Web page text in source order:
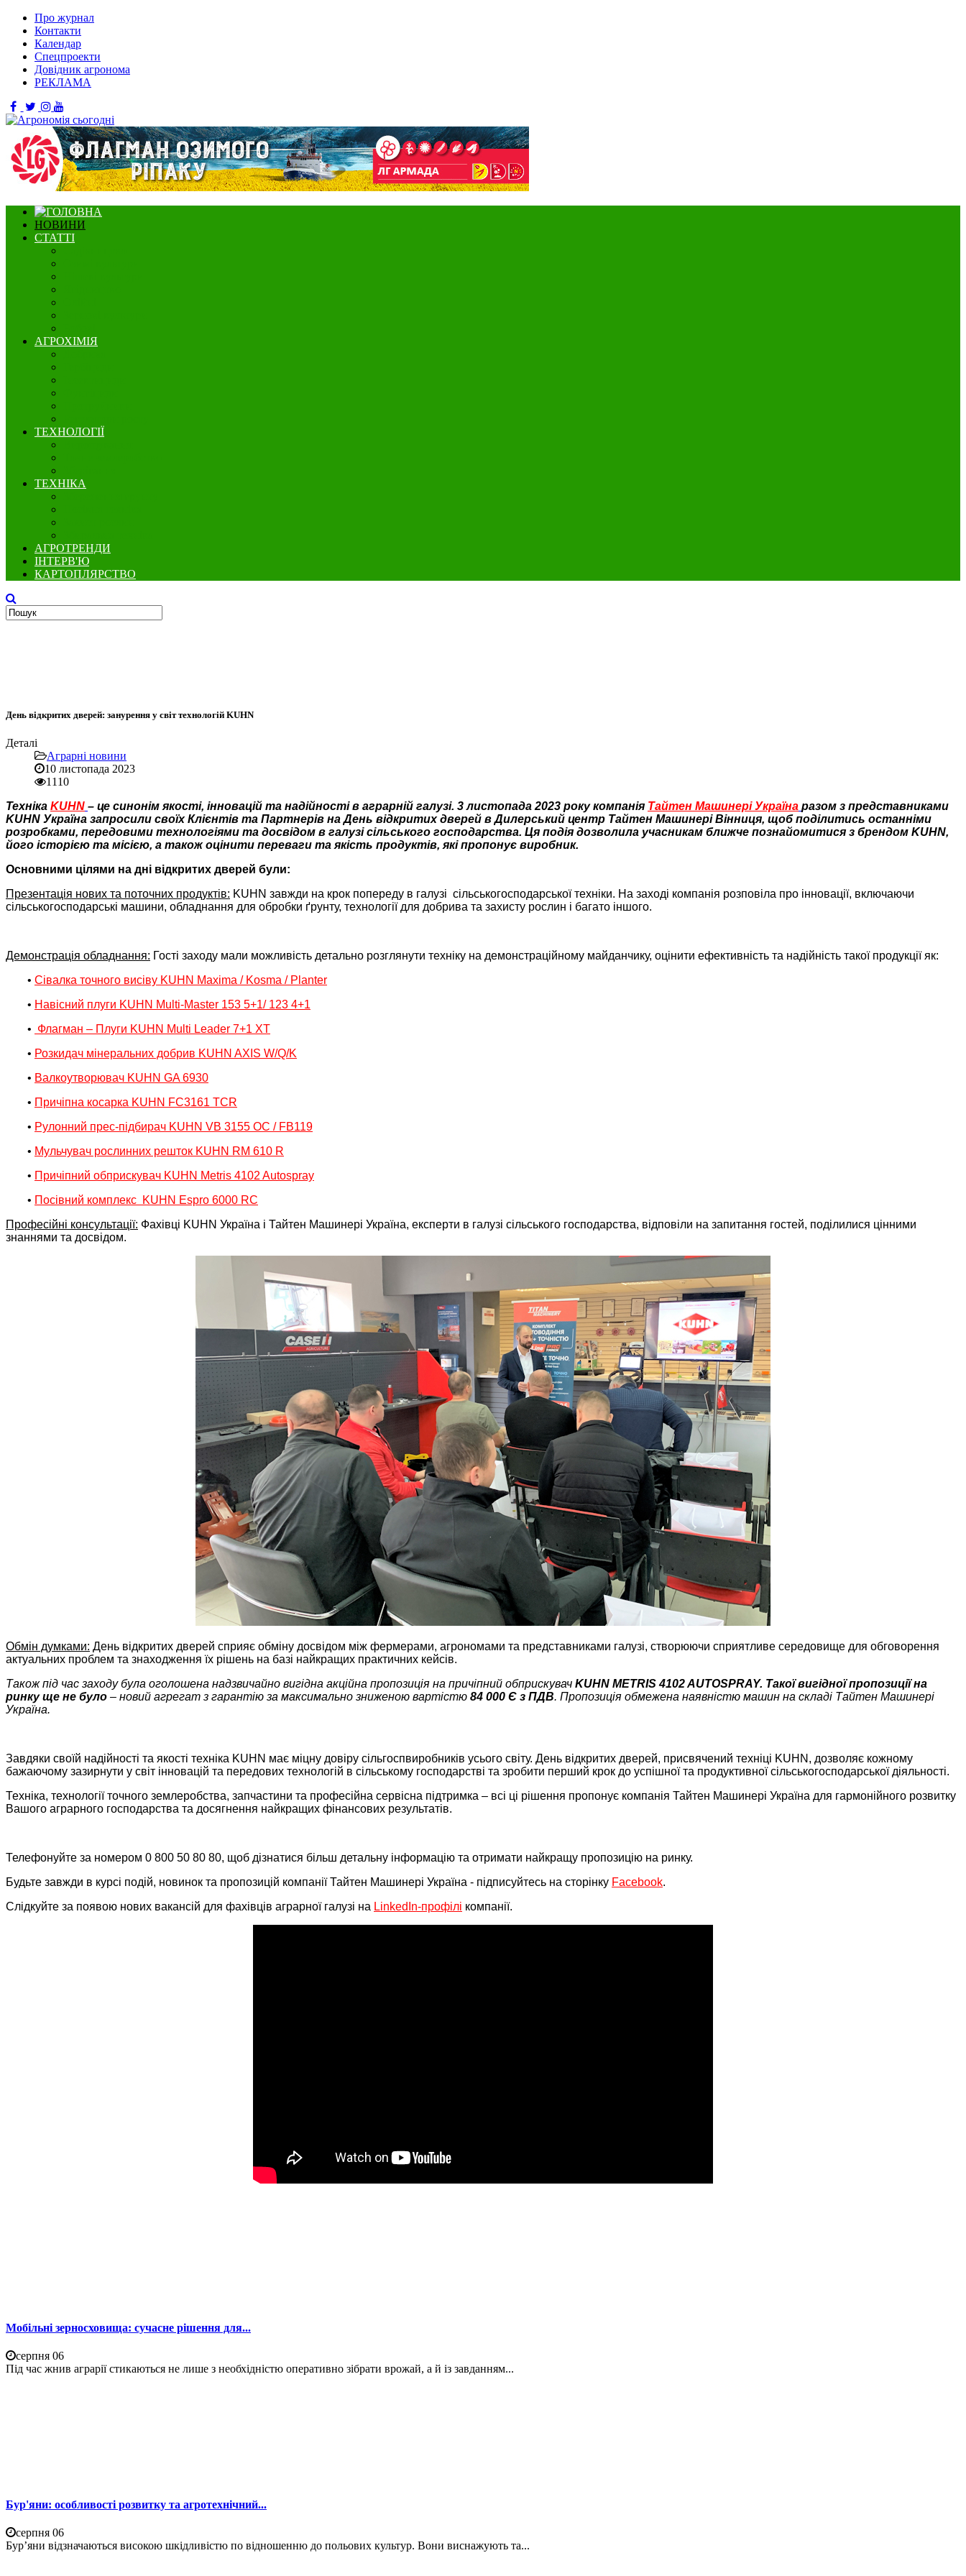
Про журнал
Контакти
Календар
Спецпроекти
Довідник агронома
РЕКЛАМА
НОВИНИ
СТАТТІ
АГРОХІМІЯ
ТЕХНОЛОГІЇ
ТЕХНІКА
АГРОТРЕНДИ
ІНТЕРВ'Ю
КАРТОПЛЯРСТВО
День відкритих дверей: занурення у світ технологій KUHN
Деталі
Аграрні новини
10 листопада 2023
1110
Техніка KUHN – це синонім якості, інновацій та надійності в аграрній галузі. 3 листопада 2023 року компанія Тайтен Машинері Україна разом з представниками
KUHN Україна запросили своїх Клієнтів та Партнерів на День відкритих дверей в Дилерський центр Тайтен Машинері Вінниця, щоб поділитись останніми
розробками, передовими технологіями та досвідом в галузі сільського господарства. Ця подія дозволила учасникам ближче познайомитися з брендом KUHN,
його історією та місією, а також оцінити переваги та якість продуктів, які пропонує виробник.
Основними цілями на дні відкритих дверей були:
Презентація нових та поточних продуктів: KUHN завжди на крок попереду в галузі сільськогосподарської техніки. На заході компанія розповіла про інновації, включаючи
сільськогосподарські машини, обладнання для обробки ґрунту, технології для добрива та захисту рослин і багато іншого.
Демонстрація обладнання: Гості заходу мали можливість детально розглянути техніку на демонстраційному майданчику, оцінити ефективність та надійність такої продукції як:
• Cівалка точного висіву KUHN Maxima / Kosma / Planter
• Навісний плуги KUHN Multi-Master 153 5+1/ 123 4+1
• Флагман – Плуги KUHN Multi Leader 7+1 XT
• Розкидач мінеральних добрив KUHN AXIS W/Q/K
• Валкоутворювач KUHN GA 6930
• Причіпна косарка KUHN FC3161 TCR
• Рулонний прес-підбирач KUHN VB 3155 OC / FB119
• Мульчувач рослинних решток KUHN RM 610 R
• Причіпний обприскувач KUHN Metris 4102 Autospray
• Посівний комплекс KUHN Espro 6000 RC
Професійні консультації: Фахівці KUHN Україна і Тайтен Машинері Україна, експерти в галузі сільського господарства, відповіли на запитання гостей, поділилися цінними
знаннями та досвідом.
Обмін думками: День відкритих дверей сприяє обміну досвідом між фермерами, агрономами та представниками галузі, створюючи сприятливе середовище для обговорення
актуальних проблем та знаходження їх рішень на базі найкращих практичних кейсів.
Також під час заходу була оголошена надзвичайно вигідна акційна пропозиція на причіпний обприскувач KUHN METRIS 4102 AUTOSPRAY. Такої вигідної пропозиції на
ринку ще не було – новий агрегат з гарантію за максимально зниженою вартістю 84 000 Є з ПДВ. Пропозиція обмежена наявністю машин на складі Тайтен Машинері
Україна.
Завдяки своїй надійності та якості техніка KUHN має міцну довіру сільгоспвиробників усього світу. День відкритих дверей, присвячений техніці KUHN, дозволяє кожному
бажаючому зазирнути у світ інновацій та передових технологій в сільському господарстві та зробити перший крок до успішної та продуктивної сільськогосподарської діяльності.
Техніка, технології точного землеробства, запчастини та професійна сервісна підтримка – всі ці рішення пропонує компанія Тайтен Машинері Україна для гармонійного розвитку
Вашого аграрного господарства та досягнення найкращих фінансових результатів.
Телефонуйте за номером 0 800 50 80 80, щоб дізнатися більш детальну інформацію та отримати найкращу пропозицію на ринку.
Будьте завжди в курсі подій, новинок та пропозицій компанії Тайтен Машинері Україна - підписуйтесь на сторінку Facebook.
Слідкуйте за появою нових вакансій для фахівців аграрної галузі на LinkedIn-профілі компанії.
Мобільні зерносховища: сучасне рішення для...
серпня 06
Під час жнив аграрії стикаються не лише з необхідністю оперативно зібрати врожай, а й із завданням...
Бур'яни: особливості розвитку та агротехнічний...
серпня 06
Бур’яни відзначаються високою шкідливістю по відношенню до польових культур. Вони виснажують та...